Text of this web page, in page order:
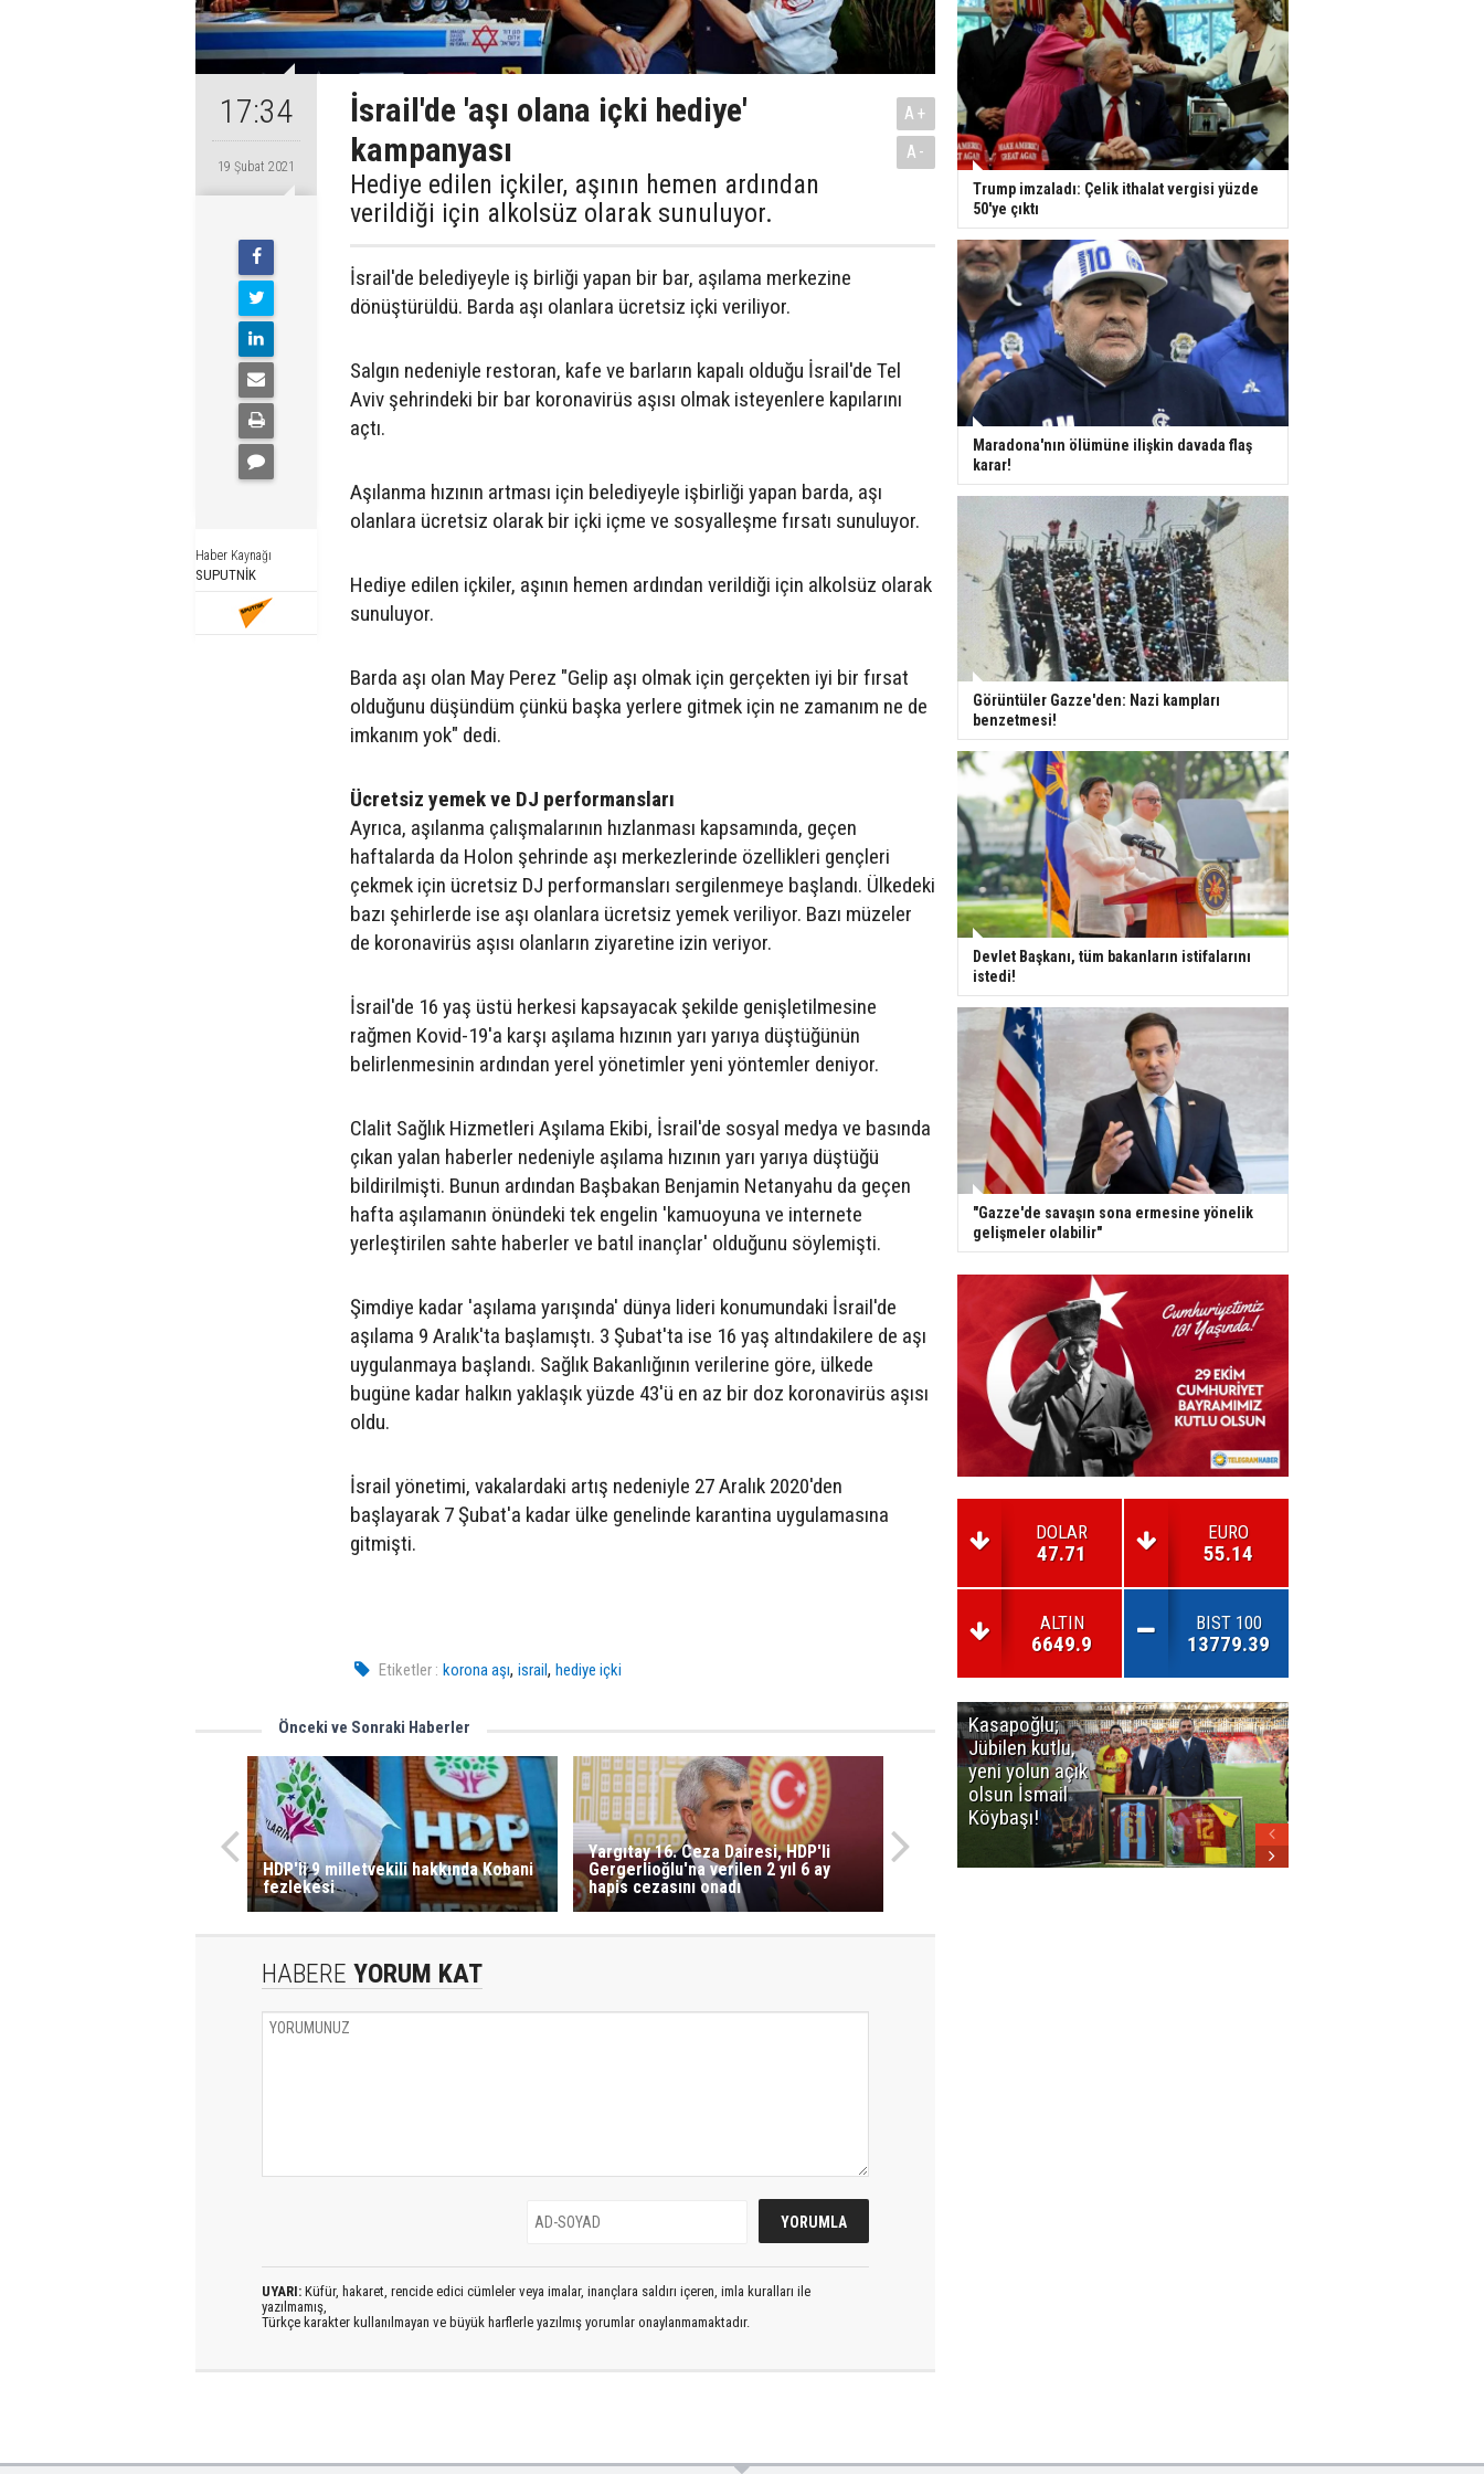
17:34
19 Şubat 2021
Haber Kaynağı
SUPUTNİK
İsrail'de 'aşı olana içki hediye'
kampanyası
Hediye edilen içkiler, aşının hemen ardından
verildiği için alkolsüz olarak sunuluyor.
A+
A-
İsrail'de belediyeyle iş birliği yapan bir bar, aşılama merkezine
dönüştürüldü. Barda aşı olanlara ücretsiz içki veriliyor.
Salgın nedeniyle restoran, kafe ve barların kapalı olduğu İsrail'de Tel
Aviv şehrindeki bir bar koronavirüs aşısı olmak isteyenlere kapılarını
açtı.
Aşılanma hızının artması için belediyeyle işbirliği yapan barda, aşı
olanlara ücretsiz olarak bir içki içme ve sosyalleşme fırsatı sunuluyor.
Hediye edilen içkiler, aşının hemen ardından verildiği için alkolsüz olarak
sunuluyor.
Barda aşı olan May Perez "Gelip aşı olmak için gerçekten iyi bir fırsat
olduğunu düşündüm çünkü başka yerlere gitmek için ne zamanım ne de
imkanım yok" dedi.
Ücretsiz yemek ve DJ performansları
Ayrıca, aşılanma çalışmalarının hızlanması kapsamında, geçen
haftalarda da Holon şehrinde aşı merkezlerinde özellikleri gençleri
çekmek için ücretsiz DJ performansları sergilenmeye başlandı. Ülkedeki
bazı şehirlerde ise aşı olanlara ücretsiz yemek veriliyor. Bazı müzeler
de koronavirüs aşısı olanların ziyaretine izin veriyor.
İsrail'de 16 yaş üstü herkesi kapsayacak şekilde genişletilmesine
rağmen Kovid-19'a karşı aşılama hızının yarı yarıya düştüğünün
belirlenmesinin ardından yerel yönetimler yeni yöntemler deniyor.
Clalit Sağlık Hizmetleri Aşılama Ekibi, İsrail'de sosyal medya ve basında
çıkan yalan haberler nedeniyle aşılama hızının yarı yarıya düştüğü
bildirilmişti. Bunun ardından Başbakan Benjamin Netanyahu da geçen
hafta aşılamanın önündeki tek engelin 'kamuoyuna ve internete
yerleştirilen sahte haberler ve batıl inançlar' olduğunu söylemişti.
Şimdiye kadar 'aşılama yarışında' dünya lideri konumundaki İsrail'de
aşılama 9 Aralık'ta başlamıştı. 3 Şubat'ta ise 16 yaş altındakilere de aşı
uygulanmaya başlandı. Sağlık Bakanlığının verilerine göre, ülkede
bugüne kadar halkın yaklaşık yüzde 43'ü en az bir doz koronavirüs aşısı
oldu.
İsrail yönetimi, vakalardaki artış nedeniyle 27 Aralık 2020'den
başlayarak 7 Şubat'a kadar ülke genelinde karantina uygulamasına
gitmişti.
Etiketler : korona aşı,israil,hediye içki
Önceki ve Sonraki Haberler
HDP'li 9 milletvekili hakkında Kobani
fezlekesi
Yargıtay 16. Ceza Dairesi, HDP'li
Gergerlioğlu'na verilen 2 yıl 6 ay
hapis cezasını onadı
HABERE YORUM KAT
UYARI: Küfür, hakaret, rencide edici cümleler veya imalar, inançlara saldırı içeren, imla kuralları ile
yazılmamış,
Türkçe karakter kullanılmayan ve büyük harflerle yazılmış yorumlar onaylanmamaktadır.
Trump imzaladı: Çelik ithalat vergisi yüzde
50'ye çıktı
Maradona'nın ölümüne ilişkin davada flaş
karar!
Görüntüler Gazze'den: Nazi kampları
benzetmesi!
Devlet Başkanı, tüm bakanların istifalarını
istedi!
"Gazze'de savaşın sona ermesine yönelik
gelişmeler olabilir"
DOLAR
47.71
EURO
55.14
ALTIN
6649.9
BIST 100
13779.39
Kasapoğlu;
Jübilen kutlu,
yeni yolun açık
olsun İsmail
Köybaşı!